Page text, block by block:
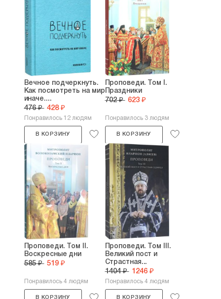
Вечное подчеркнуть.
Как посмотреть на мир
иначе....
476 ₽ 428 ₽
Понравилось 12 людям
В КОРЗИНУ
Проповеди. Том I.
Праздники
702 ₽ 623 ₽
Понравилось 3 людям
В КОРЗИНУ
Проповеди. Том II.
Воскресные дни
585 ₽ 519 ₽
Понравилось 4 людям
В КОРЗИНУ
Проповеди. Том III.
Великий пост и
Страстная...
1404 ₽ 1246 ₽
Понравилось 4 людям
В КОРЗИНУ